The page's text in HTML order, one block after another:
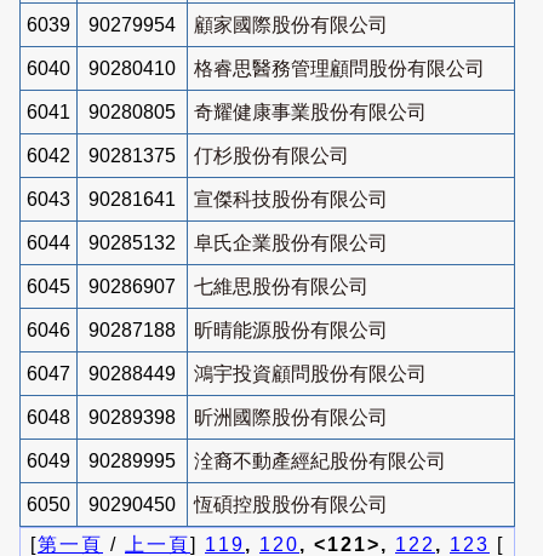
6039 90279954 顧家國際股份有限公司
6040 90280410 格睿思醫務管理顧問股份有限公司
6041 90280805 奇耀健康事業股份有限公司
6042 90281375 仃杉股份有限公司
6043 90281641 宣傑科技股份有限公司
6044 90285132 阜氏企業股份有限公司
6045 90286907 七維思股份有限公司
6046 90287188 昕晴能源股份有限公司
6047 90288449 鴻宇投資顧問股份有限公司
6048 90289398 昕洲國際股份有限公司
6049 90289995 洤裔不動產經紀股份有限公司
6050 90290450
恆碩控股股份有限公司
[第一頁 / 上一頁] 119, 120, <121>, 122 , 123 [